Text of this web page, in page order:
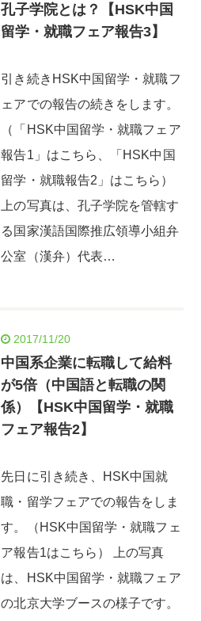
孔子学院とは？【HSK中国
留学・就職フェア報告3】
引き続きHSK中国留学・就職フ
ェアでの報告の続きをします。
（「HSK中国留学・就職フェア
報告1」はこちら、「HSK中国
留学・就職報告2」はこちら）
上の写真は、孔子学院を管轄す
る国家漢語国際推広領導小組弁
公室（漢弁）代表…
2017/11/20
中国系企業に転職して給料
が5倍（中国語と転職の関
係）【HSK中国留学・就職
フェア報告2】
先日に引き続き、HSK中国就
職・留学フェアでの報告をしま
す。（HSK中国留学・就職フェ
ア報告1はこちら） 上の写真
は、HSK中国留学・就職フェア
の北京大学ブースの様子です。